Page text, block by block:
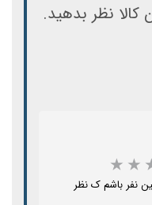
کالا نظر بدهید.
نفر باشم ک نظر